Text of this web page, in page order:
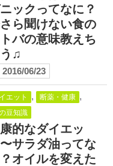
ックってなに？
ら聞けない食の
バの意味教えち
♫
2016/06/23
エット , 断薬・健康 ,
豆知識
的なダイエッ
〜サラダ油ってな
オイルを変えた